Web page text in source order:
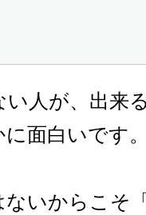
い人が、出来
面白いです
いからこそ